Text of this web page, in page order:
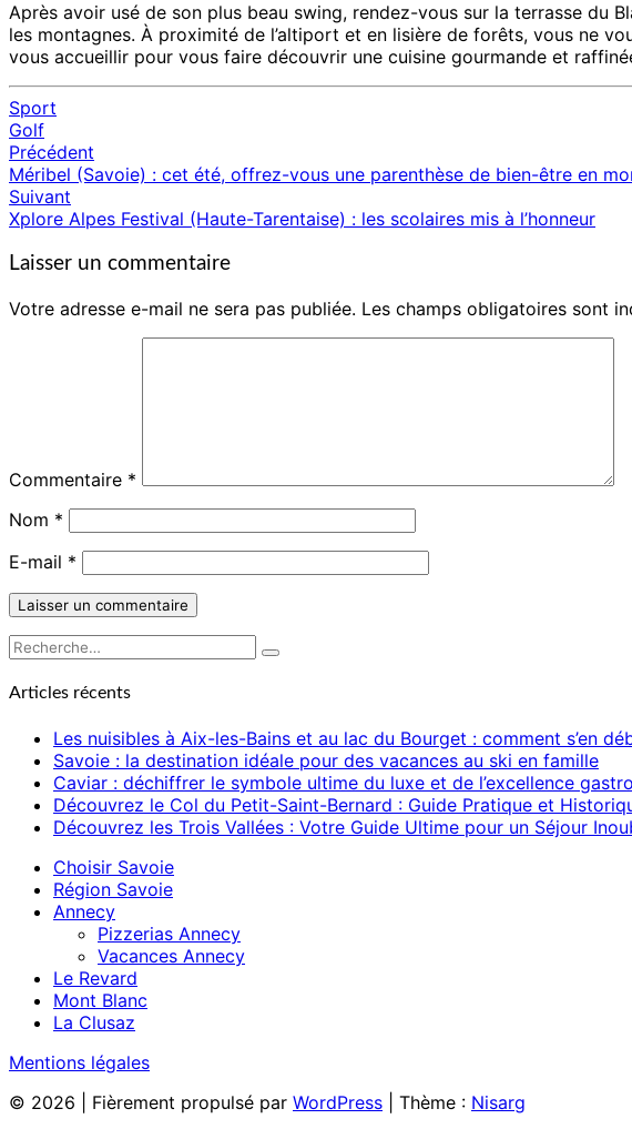
Après avoir usé de son plus beau swing, rendez-vous sur la terrasse du
les montagnes. À proximité de l’altiport et en lisière de forêts, vous ne
vous accueillir pour vous faire découvrir une cuisine gourmande et
Sport
Golf
Navigation
d'article
Précédent
Méribel (Savoie) : cet été, offrez-vous une parenthèse de bien-être en
Suivant
Xplore Alpes Festival (Haute-Tarentaise) : les scolaires mis à l’honneur
Laisser un commentaire
Votre adresse e-mail ne sera pas publiée. Les champs obligatoires sont
Commentaire *
Nom *
E-mail *
Rechercher :
Recherche
Articles récents
Les nuisibles à Aix-les-Bains et au lac du Bourget : comment s’en
Savoie : la destination idéale pour des vacances au ski en famille
Caviar : déchiffrer le symbole ultime du luxe et de l’excellence
Découvrez le Col du Petit-Saint-Bernard : Guide Pratique et
Découvrez les Trois Vallées : Votre Guide Ultime pour un Séjour
Choisir Savoie
Région Savoie
Annecy
Pizzerias Annecy
Vacances Annecy
Le Revard
Mont Blanc
La Clusaz
Mentions légales
© 2026
Fièrement propulsé par WordPress Thème : Nisarg